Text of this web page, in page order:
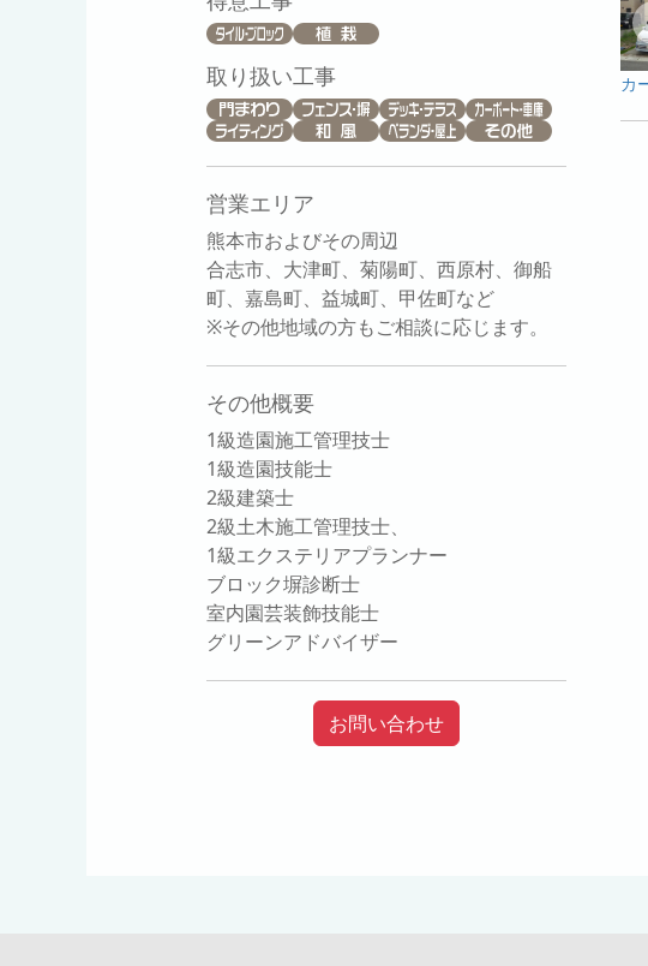
取り扱い工事
営業エリア
熊本市およびその周辺
合志市、大津町、菊陽町、西原村、御船
町、嘉島町、益城町、甲佐町など
※その他地域の方もご相談に応じます。
その他概要
1級造園施工管理技士
1級造園技能士
2級建築士
2級土木施工管理技士、
1級エクステリアプランナー
ブロック塀診断士
室内園芸装飾技能士
グリーンアドバイザー
お問い合わせ